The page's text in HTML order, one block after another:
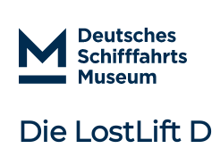
Die LostLift